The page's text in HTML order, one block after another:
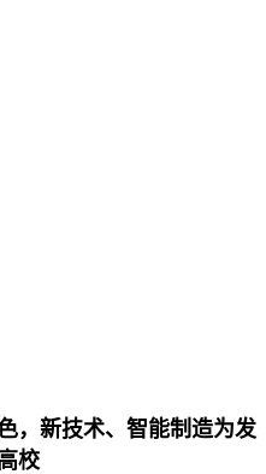
，新技术、智能制造为发
校